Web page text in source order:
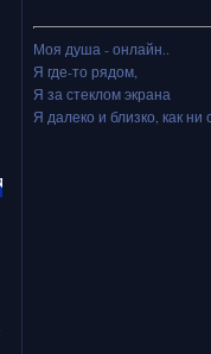
Моя душа - онлайн..
Я где-то рядом,
Я за стеклом экрана
Я далеко и близко, как ни